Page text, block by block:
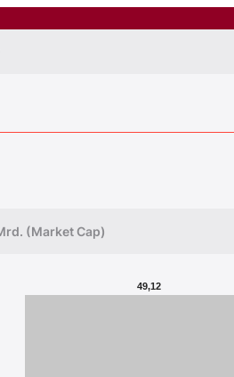
(Market Cap)
49,12